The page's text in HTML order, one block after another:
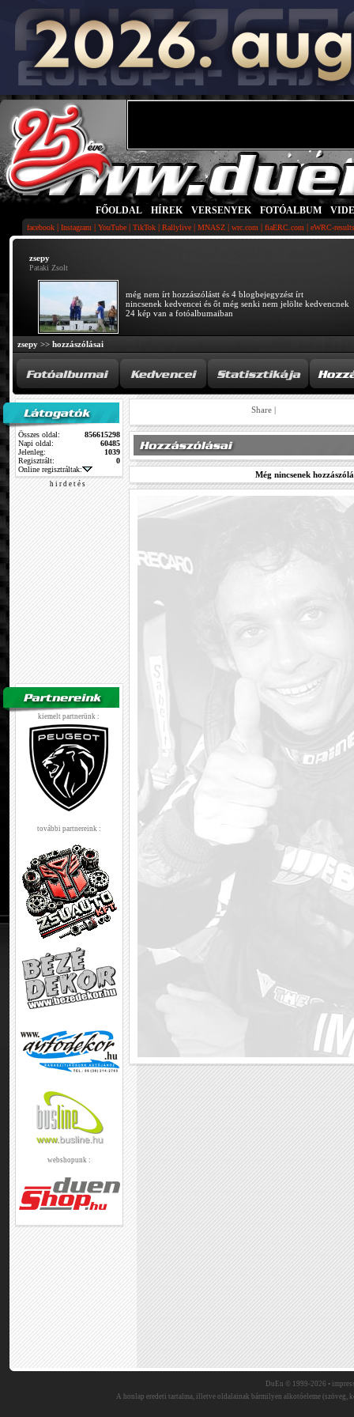
FŐOLDAL HÍREK VERSENYEK FOTÓALBUM
facebook | Instagram | YouTube | TikTok | Rallylive | MNASZ | wrc.com | fiaERC.com | eWRC-
zsepy
Pataki Zsolt
még nem írt hozzászólástt és 4 blogbejegyzést írt
nincsenek kedvencei és őt még senki nem jelölte kedvencnek
24 kép van a fotóalbumaiban
zsepy >> hozzászólásai
Összes oldal:
856615298
Napi oldal:
60485
Jelenleg:
1039
Regisztrált:
0
Online regisztráltak:
h i r d e t é s
kiemelt partnerünk :
további partnereink :
webshopunk :
Share |
Még nincsenek
DuEn © 1999-2026 •
A honlap eredeti tartalma, illetve oldalainak bármilyen alkotóeleme (szöveg,